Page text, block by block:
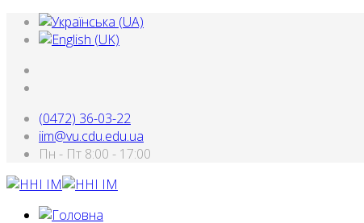
(0472) 36-03-22
iim@vu.cdu.edu.ua
Пн - Пт 8:00 - 17:00